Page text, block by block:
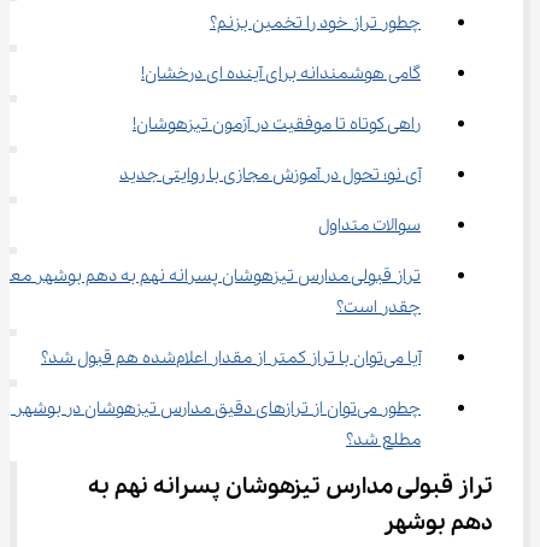
چطور تراز خود را تخمین بزنم؟
گامی هوشمندانه برای آینده ای درخشان!
راهی کوتاه تا موفقیت در آزمون تیزهوشان!
آی‌ نو؛ تحول در آموزش مجازی با روایتی جدید
سوالات متداول
تراز قبولی مدارس تیزهوشان پسرانه نهم به دهم بوشهر
چقدر است؟
آیا می‌توان با تراز کمتر از مقدار اعلام‌شده هم قبول شد؟
چطور می‌توان از ترازهای دقیق مدارس تیزهوشان در بوشهر
مطلع شد؟
تراز قبولی مدارس تیزهوشان پسرانه نهم به
دهم بوشهر